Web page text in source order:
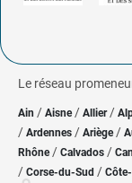
Le réseau
Ain / Aisne/ Allier/
/ Ardennes / Ariège/
Rhône/ Calvados /
/ Corse-du-Sud /